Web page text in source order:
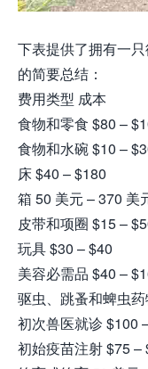
下表提供了拥有一
的简要总结：
费用类型 成本
食物和零食 $80 –
食物和水碗 $10 –
床 $40 – $180
箱 50 美元 – 370 美
皮带和项圈 $15 –
玩具 $30 – $40
美容必需品 $40 –
驱虫、跳蚤和蜱虫
初次兽医就诊 $100
初始疫苗注射 $75 –